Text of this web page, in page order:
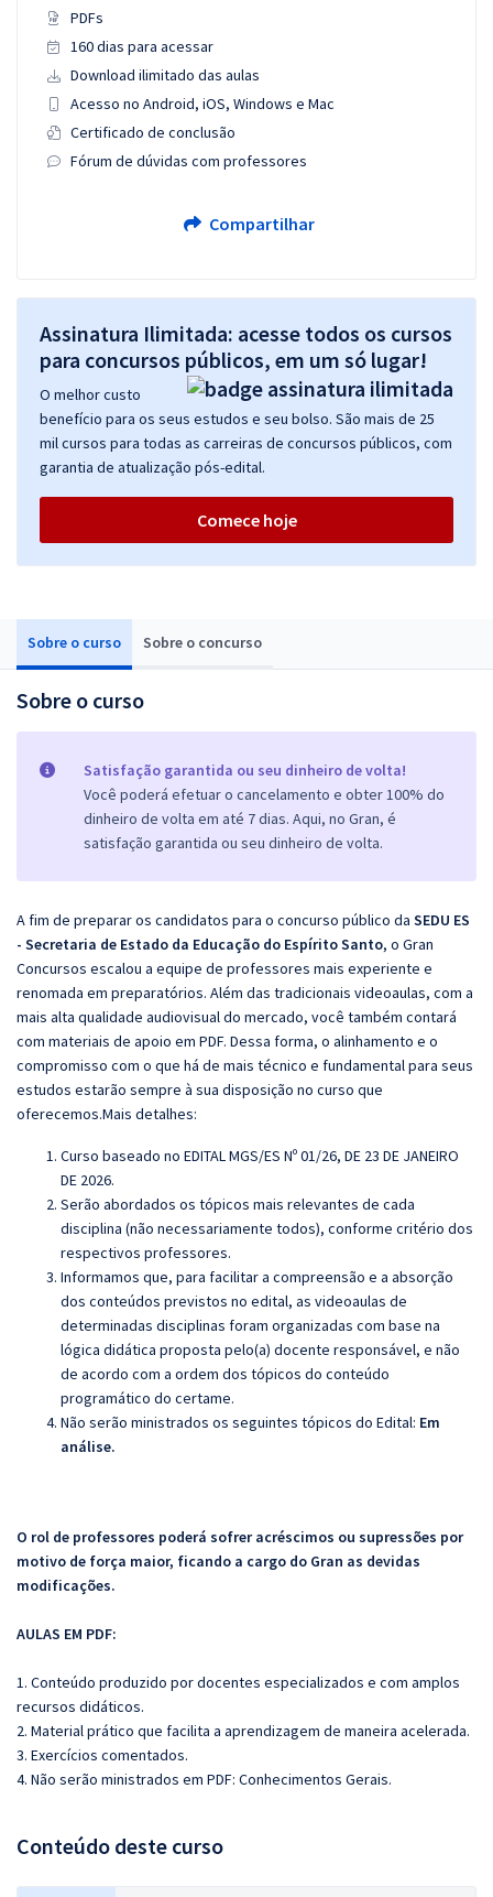
Sobre o curso Sobre o concurso
Sobre o curso
Satisfação garantida ou seu dinheiro de volta!
Você poderá efetuar o cancelamento e obter 100% do
dinheiro de volta em até 7 dias. Aqui, no Gran, é
satisfação garantida ou seu dinheiro de volta.
A fim de preparar os candidatos para o concurso público da SEDU ES
- Secretaria de Estado da Educação do Espírito Santo, o Gran
Concursos escalou a equipe de professores mais experiente e
renomada em preparatórios. Além das tradicionais videoaulas, com a
mais alta qualidade audiovisual do mercado, você também contará
com materiais de apoio em PDF. Dessa forma, o alinhamento e o
compromisso com o que há de mais técnico e fundamental para seus
estudos estarão sempre à sua disposição no curso que
oferecemos.Mais detalhes:
Curso baseado no EDITAL MGS/ES Nº 01/26, DE 23 DE JANEIRO
DE 2026.
Serão abordados os tópicos mais relevantes de cada
disciplina (não necessariamente todos), conforme critério dos
respectivos professores.
Informamos que, para facilitar a compreensão e a absorção
dos conteúdos previstos no edital, as videoaulas de
determinadas disciplinas foram organizadas com base na
lógica didática proposta pelo(a) docente responsável, e não
de acordo com a ordem dos tópicos do conteúdo
programático do certame.
Não serão ministrados os seguintes tópicos do Edital: Em
análise.
O rol de professores poderá sofrer acréscimos ou supressões por
motivo de força maior, ficando a cargo do Gran as devidas
modificações.
AULAS EM PDF:
1. Conteúdo produzido por docentes especializados e com amplos
recursos didáticos.
2. Material prático que facilita a aprendizagem de maneira acelerada.
3. Exercícios comentados.
4. Não serão ministrados em PDF: Conhecimentos Gerais.
Conteúdo deste curso
PDFs
160 dias para acessar
Download ilimitado das aulas
Acesso no Android, iOS, Windows e Mac
Certificado de conclusão
Fórum de dúvidas com professores
Compartilhar
Assinatura Ilimitada: acesse todos os cursos
para concursos públicos, em um só lugar!
O melhor custo
benefício para os seus estudos e seu bolso. São mais de 25
mil cursos para todas as carreiras de concursos públicos, com
garantia de atualização pós-edital.
Comece hoje